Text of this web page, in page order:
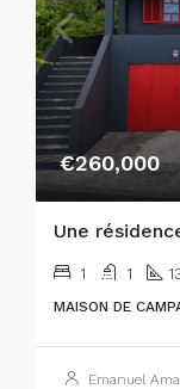
€260,000
1 1
MAISON DE
Emanuel